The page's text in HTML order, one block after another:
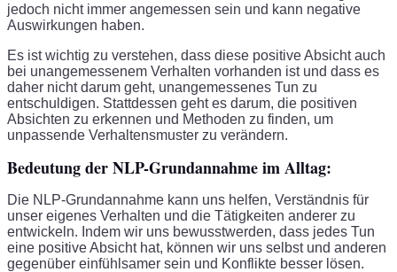
jedoch nicht immer angemessen sein und kann negative
Auswirkungen haben.
Es ist wichtig zu verstehen, dass diese positive Absicht auch
bei unangemessenem Verhalten vorhanden ist und dass es
daher nicht darum geht, unangemessenes Tun zu
entschuldigen. Stattdessen geht es darum, die positiven
Absichten zu erkennen und Methoden zu finden, um
unpassende Verhaltensmuster zu verändern.
Bedeutung der NLP-Grundannahme im Alltag:
Die NLP-Grundannahme kann uns helfen, Verständnis für
unser eigenes Verhalten und die Tätigkeiten anderer zu
entwickeln. Indem wir uns bewusstwerden, dass jedes Tun
eine positive Absicht hat, können wir uns selbst und anderen
gegenüber einfühlsamer sein und Konflikte besser lösen.